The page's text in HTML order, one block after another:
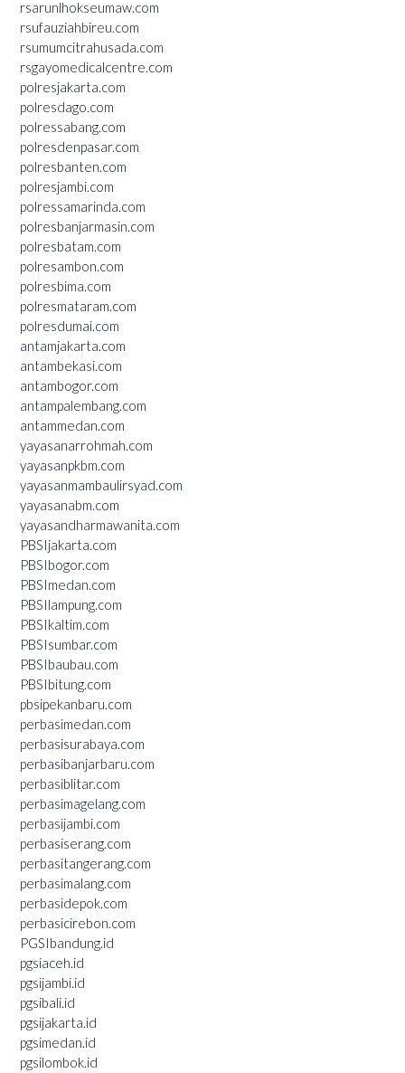
rsarunlhokseumaw.com
rsufauziahbireu.com
rsumumcitrahusada.com
rsgayomedicalcentre.com
polresjakarta.com
polresdago.com
polressabang.com
polresdenpasar.com
polresbanten.com
polresjambi.com
polressamarinda.com
polresbanjarmasin.com
polresbatam.com
polresambon.com
polresbima.com
polresmataram.com
polresdumai.com
antamjakarta.com
antambekasi.com
antambogor.com
antampalembang.com
antammedan.com
yayasanarrohmah.com
yayasanpkbm.com
yayasanmambaulirsyad.com
yayasanabm.com
yayasandharmawanita.com
PBSIjakarta.com
PBSIbogor.com
PBSImedan.com
PBSIlampung.com
PBSIkaltim.com
PBSIsumbar.com
PBSIbaubau.com
PBSIbitung.com
pbsipekanbaru.com
perbasimedan.com
perbasisurabaya.com
perbasibanjarbaru.com
perbasiblitar.com
perbasimagelang.com
perbasijambi.com
perbasiserang.com
perbasitangerang.com
perbasimalang.com
perbasidepok.com
perbasicirebon.com
PGSIbandung.id
pgsiaceh.id
pgsijambi.id
pgsibali.id
pgsijakarta.id
pgsimedan.id
pgsilombok.id